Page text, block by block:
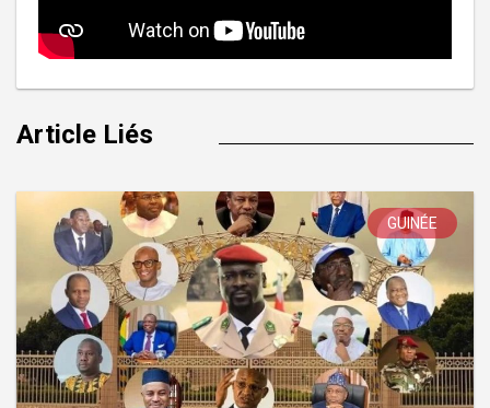
Article Liés
GUINÉE